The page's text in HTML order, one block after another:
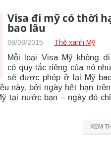
Visa đi mỹ có thời
bao lâu
09/08/2015 Thẻ xanh Mỹ
Mỗi loại Visa Mỹ không
có quy tắc riêng của nó
sẽ được phép ở lại Mỹ
này, bởi ngày hết hạn
tại nước bạn – ngày đó
XEM